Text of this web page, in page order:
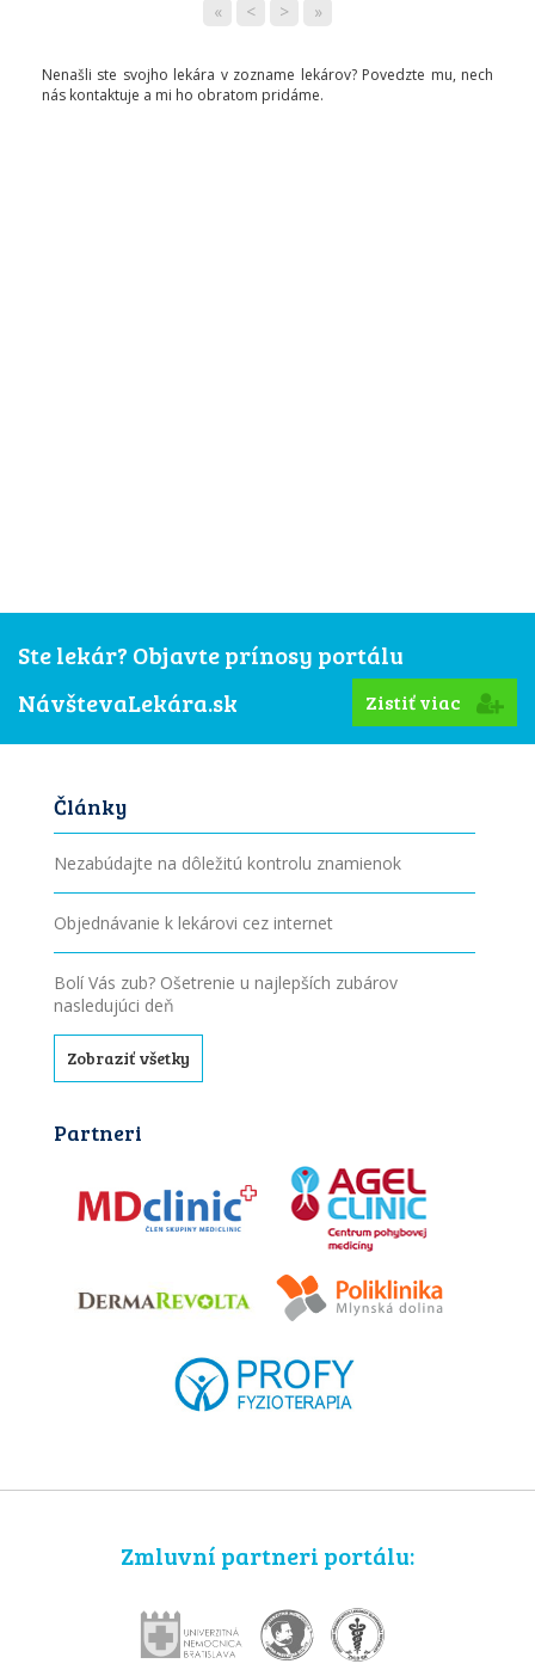
« < > »
Nenašli ste svojho lekára v zozname lekárov? Povedzte mu, nech
nás kontaktuje a mi ho obratom pridáme.
Ste lekár? Objavte prínosy portálu
NávštevaLekára.sk
Zistiť viac
Články
Nezabúdajte na dôležitú kontrolu znamienok
Objednávanie k lekárovi cez internet
Bolí Vás zub? Ošetrenie u najlepších zubárov
nasledujúci deň
Zobraziť všetky
Partneri
Zmluvní partneri portálu: